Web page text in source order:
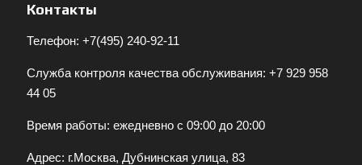
Контакты
Телефон: +7(495) 240-92-11
Служба контроля качества обслуживания: +7 929 958
44 05
Время работы: ежедневно с 09:00 до 20:00
Адрес: г.Москва, Дубнинская улица, 83